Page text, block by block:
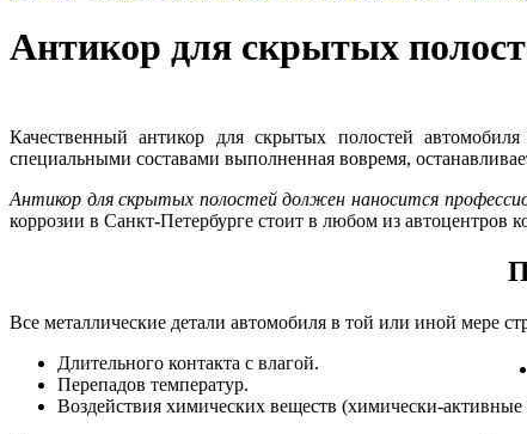
Антикор для скрытых
Качественный антикор для скрытых полостей
специальными составами выполненная вовремя,
Антикор для скрытых полостей должен наносится
коррозии в Санкт-Петербурге стоит в любом из автоцентров
Все металлические детали автомобиля в той или иной мере
Длительного контакта с влагой.
Перепадов температур.
Воздействия химических веществ (химически-